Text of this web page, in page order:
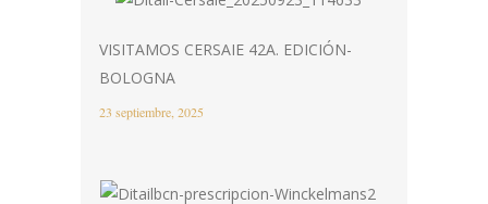
VISITAMOS CERSAIE 42A. EDICIÓN-
BOLOGNA
23 septiembre, 2025